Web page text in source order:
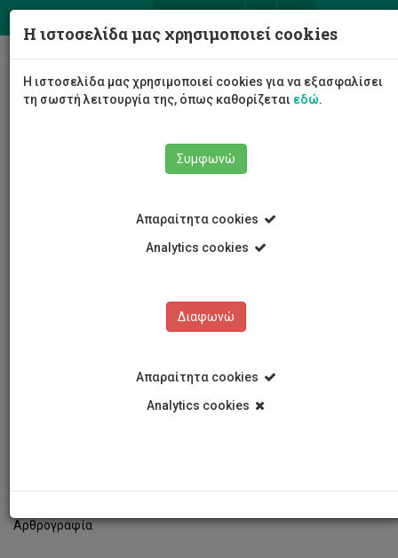
Αρθρογραφία
Η ιστοσελίδα μας χρησιμοποιεί cookies
Η ιστοσελίδα μας χρησιμοποιεί cookies για να εξασφαλίσει
τη σωστή λειτουργία της, όπως καθορίζεται εδώ.
Συμφωνώ
Απαραίτητα cookies
Analytics cookies
Διαφωνώ
Απαραίτητα cookies
Analytics cookies